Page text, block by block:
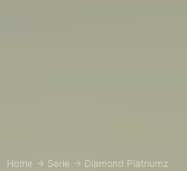
Home → Serie → Diamond Platnumz